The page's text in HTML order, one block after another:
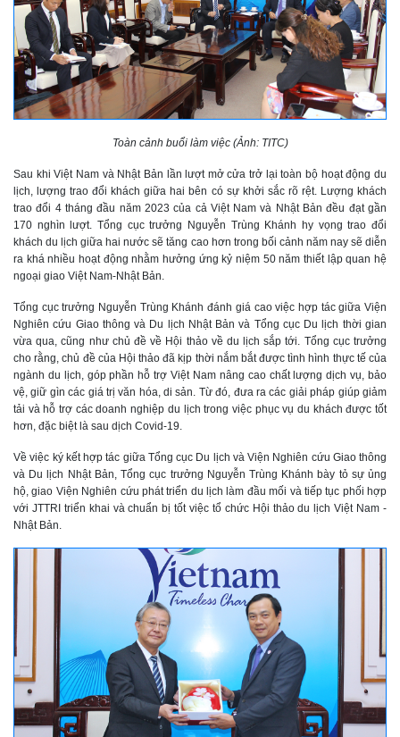
Toàn cảnh buổi làm việc (Ảnh: TITC)
Sau khi Việt Nam và Nhật Bản lần lượt mở cửa trở lại toàn bộ hoạt động du
lịch, lượng trao đổi khách giữa hai bên có sự khởi sắc rõ rệt. Lượng khách
trao đổi 4 tháng đầu năm 2023 của cả Việt Nam và Nhật Bản đều đạt gần
170 nghìn lượt. Tổng cục trưởng Nguyễn Trùng Khánh hy vọng trao đổi
khách du lịch giữa hai nước sẽ tăng cao hơn trong bối cảnh năm nay sẽ diễn
ra khá nhiều hoạt động nhằm hưởng ứng kỷ niệm 50 năm thiết lập quan hệ
ngoại giao Việt Nam-Nhật Bản.
Tổng cục trưởng Nguyễn Trùng Khánh đánh giá cao việc hợp tác giữa Viện
Nghiên cứu Giao thông và Du lịch Nhật Bản và Tổng cục Du lịch thời gian
vừa qua, cũng như chủ đề về Hội thảo về du lịch sắp tới. Tổng cục trưởng
cho rằng, chủ đề của Hội thảo đã kịp thời nắm bắt được tình hình thực tế của
ngành du lịch, góp phần hỗ trợ Việt Nam nâng cao chất lượng dịch vụ, bảo
vệ, giữ gìn các giá trị văn hóa, di sản. Từ đó, đưa ra các giải pháp giúp giảm
tải và hỗ trợ các doanh nghiệp du lịch trong việc phục vụ du khách được tốt
hơn, đặc biệt là sau dịch Covid-19.
Về việc ký kết hợp tác giữa Tổng cục Du lịch và Viện Nghiên cứu Giao thông
và Du lịch Nhật Bản, Tổng cục trưởng Nguyễn Trùng Khánh bày tỏ sự ủng
hộ, giao Viện Nghiên cứu phát triển du lịch làm đầu mối và tiếp tục phối hợp
với JTTRI triển khai và chuẩn bị tốt việc tổ chức Hội thảo du lịch Việt Nam -
Nhật Bản.